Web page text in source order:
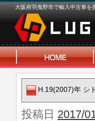
大阪府羽曳野市で輸入中古車を
H.19(2007)年 シ
投稿日 2017/